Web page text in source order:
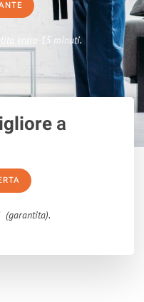
entro 15 minuti.
a
(garantita).